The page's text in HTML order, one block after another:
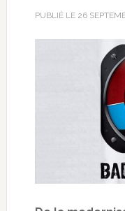
PUBLIÉ LE 26